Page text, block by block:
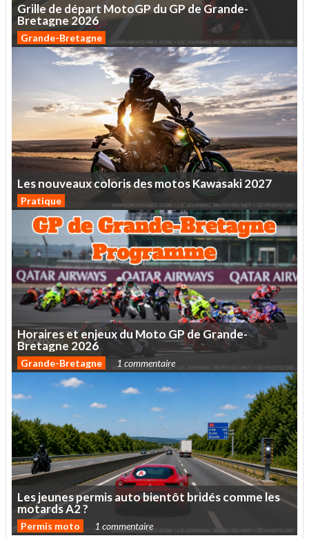
Grille de départ MotoGP duGPdeGrande-
Bretagne 2026
Grande-Bretagne
LesnouveauxcolorisdesmotosKawasaki2027
Pratique
HorairesetenjeuxduMotoGPdeGrande-
Bretagne 2026
Grande-Bretagne 1 commentaire
Lesjeunespermisautobientôt bridéscommeles
motardsA2?
Permis moto 1 commentaire